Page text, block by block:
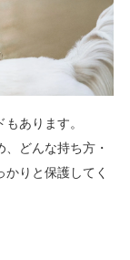
あります。
どんな持ち方・
りと保護してく